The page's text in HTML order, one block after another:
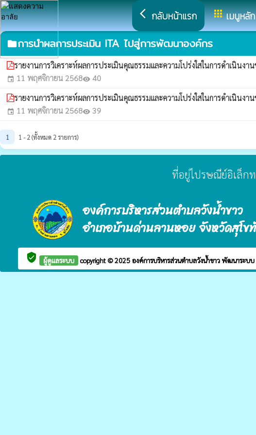
arrow_back_ios กลับหน้าแรก appsเมนูหลัก
folderการนำผลการประเมิน ITA ไปสู่การพัฒนาองค์กร
รายงานการวิเคราะห์ผลการประเมินคุณธรรมและความโปร่งใสในการดำเนิน
event 11 พฤศจิกายน 2568visibility 40
รายงานการวิเคราะห์ผลการประเมินคุณธรรมและความโปร่งใสในการดำเนิน
event 11 พฤศจิกายน 2568visibility 39
1 1 - 2 (ทั้งหมด 2 รายการ)
ที่อยู่ไปรษณีย์อิเล็ก
องค์การบริหารส่วนตำบลวังน้ำขาว
อำเภอบ้านด่านลานหอย จังหวัดสุโข
verified_user ผู้ดูแลระบบ copyright © 2025 องค์การบริหารส่วนตำบลวังน้ำขาว พัฒนาระบบ